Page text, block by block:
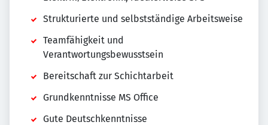
Strukturierte und selbstständige Arbeitsweise
Teamfähigkeit und
Verantwortungsbewusstsein
Bereitschaft zur Schichtarbeit
Grundkenntnisse MS Office
Gute Deutschkenntnisse